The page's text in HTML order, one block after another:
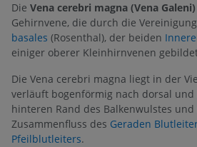
Die Vena cerebri magna (Vena Galeni)
Gehirnvene, die durch die
basales (Rosenthal), der beiden
einiger oberer Kleinhirnvenen
Die Vena cerebri magna liegt in der
verläuft bogenförmig nach dorsal
hinteren Rand des Balkenwulstes
Zusammenfluss des Geraden
Pfeilblutleiters.